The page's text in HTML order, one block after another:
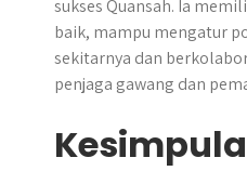
sukses Quansah. Ia
baik, mampu mengatur
sekitarnya dan
penjaga gawang dan